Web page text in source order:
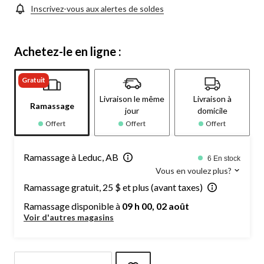
Inscrivez-vous aux alertes de soldes
Achetez-le en ligne :
Gratuit
Ramassage
Offert
Livraison le même
jour
Offert
Livraison à
domicile
Offert
Ramassage à Leduc, AB 6 En stock
Vous en voulez plus?
Ramassage gratuit, 25 $ et plus (avant taxes)
Ramassage disponible à 09 h 00, 02 août
Voir d'autres magasins